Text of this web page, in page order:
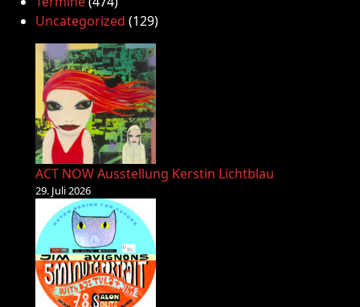
Uncategorized (129)
ACT NOW Ausstellung Kerstin Lichtblau
29. Juli 2026